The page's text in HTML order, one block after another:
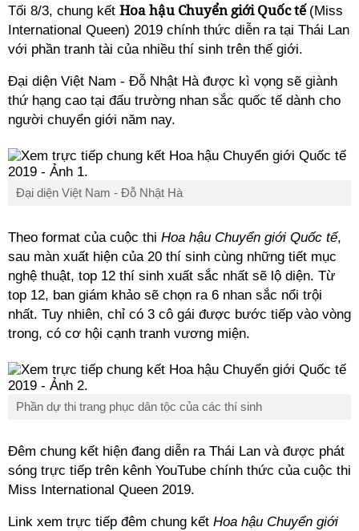
Tối 8/3, chung kết Hoa hậu Chuyển giới Quốc tế (Miss
International Queen) 2019 chính thức diễn ra tại Thái Lan
với phần tranh tài của nhiều thí sinh trên thế giới.
Đại diện Việt Nam - Đỗ Nhật Hà được kì vọng sẽ giành
thứ hạng cao tại đấu trường nhan sắc quốc tế dành cho
người chuyển giới năm nay.
Đại diện Việt Nam - Đỗ Nhật Hà
Theo format của cuộc thi Hoa hậu Chuyển giới Quốc tế,
sau màn xuất hiện của 20 thí sinh cùng những tiết mục
nghệ thuật, top 12 thí sinh xuất sắc nhất sẽ lộ diện. Từ
top 12, ban giám khảo sẽ chọn ra 6 nhan sắc nổi trội
nhất. Tuy nhiên, chỉ có 3 cô gái được bước tiếp vào vòng
trong, có cơ hội cạnh tranh vương miện.
Phần dự thi trang phục dân tộc của các thí sinh
Đêm chung kết hiện đang diễn ra Thái Lan và được phát
sóng trực tiếp trên kênh YouTube chính thức của cuộc thi
Miss International Queen 2019.
Link xem trực tiếp đêm chung kết Hoa hậu Chuyển giới